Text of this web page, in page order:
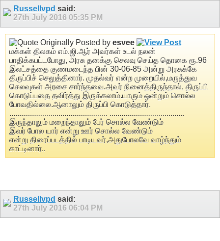
Russellvpd said:
27th July 2016 05:35 PM
Originally Posted by esvee
மக்கள் திலகம் எம்.ஜி.ஆர் அவர்கள் உடல் நலன்
பாதிக்கபட்டபோது, அரசு தனக்கு செலவு செய்த தொகை ரூ.96
இலட்சத்தை குணமடைந்த பின் 30-06-85 அன்று அரசுக்கே
திருப்பிச் செலுத்தினார். முதல்வர் என்ற முறையில்,மருத்துவ
செலவுகள் அரசை சார்ந்தவை.அவர் நினைத்திருந்தால், திருப்பி
கொடுப்பதை தவிர்த்து இருக்கலாம்.யாரும் ஒன்றும் சொல்ல
போவதில்லை.ஆனாலும் திருப்பி கொடுத்தார்.
.................................................. ......................................
இருந்தாலும் மறைந்தாலும் பேர் சொல்ல வேண்டும்
இவர் போல யார் என்று ஊர் சொல்ல வேண்டும்
என்று திரைப்படத்தில் பாடியவர்,அதுபோலவே வாழ்ந்தும்
காட்டினார்..
Russellvpd said:
27th July 2016 06:04 PM